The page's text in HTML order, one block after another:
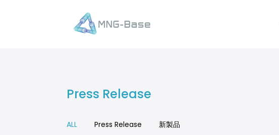
Press Release
ALL Press Release
新製品